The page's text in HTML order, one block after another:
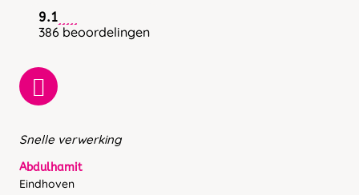
9.1
386 beoordelingen
Snelle verwerking
Abdulhamit
Eindhoven